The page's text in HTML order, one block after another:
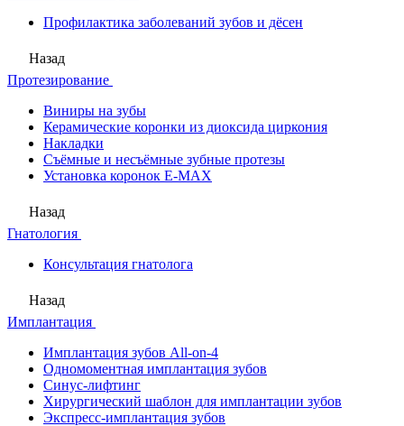
Профилактика заболеваний зубов и дёсен
Назад
Протезирование
Виниры на зубы
Керамические коронки из диоксида циркония
Накладки
Съёмные и несъёмные зубные протезы
Установка коронок E-MAX
Назад
Гнатология
Консультация гнатолога
Назад
Имплантация
Имплантация зубов All-on-4
Одномоментная имплантация зубов
Синус-лифтинг
Хирургический шаблон для имплантации зубов
Экспресс-имплантация зубов